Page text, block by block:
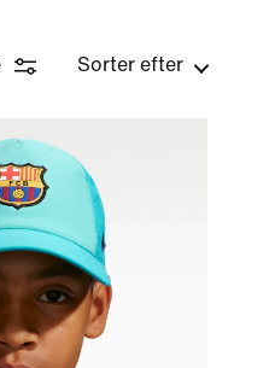
Sorter efter